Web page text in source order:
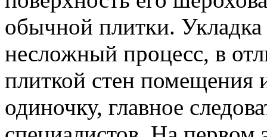
обычной плитки. Укладка
несложный процесс, в
плиткой стен помещения
одиночку, главное